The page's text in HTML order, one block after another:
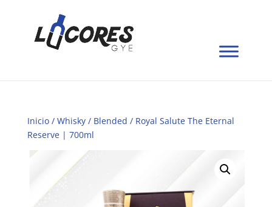
Inicio/ Whisky/ Blended / Royal Salute The Eternal
Reserve | 700ml